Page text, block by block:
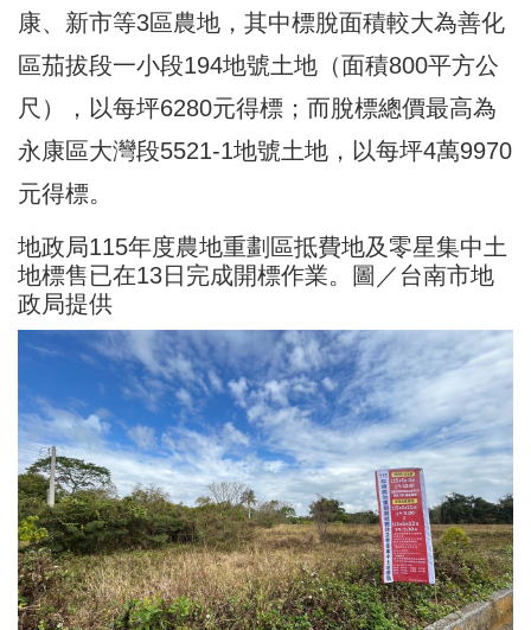
康、新市等3區農地，其中標脫面積較大為善化
區茄拔段一小段194地號土地（面積800平方公
尺），以每坪6280元得標；而脫標總價最高為
永康區大灣段5521-1地號土地，以每坪4萬9970
元得標。
地政局115年度農地重劃區抵費地及零星集中土
地標售已在13日完成開標作業。圖／台南市地
政局提供